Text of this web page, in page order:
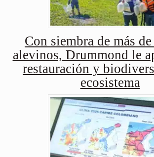
Con siembra de más
alevinos, Drummond le
restauración y
ecosistema